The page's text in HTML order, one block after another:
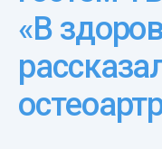
«В